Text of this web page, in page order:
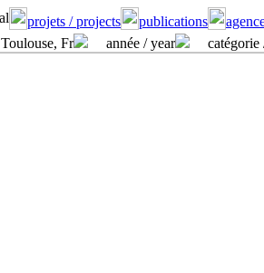
projets / projects publications
Toulouse, Fr année / year catégorie